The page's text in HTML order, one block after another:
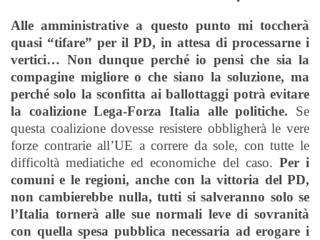
Alle amministrative a questo punto mi toccherà
quasi “tifare” per il PD, in attesa di processarne i
vertici… Non dunque perché io pensi che sia la
compagine migliore o che siano la soluzione, ma
perché solo la sconfitta ai ballottaggi potrà evitare
la coalizione Lega-Forza Italia alle politiche. Se
questa coalizione dovesse resistere obbligherà le vere
forze contrarie all’UE a correre da sole, con tutte le
difficoltà mediatiche ed economiche del caso. Per i
comuni e le regioni, anche con la vittoria del PD,
non cambierebbe nulla, tutti si salveranno solo se
l’Italia tornerà alle sue normali leve di sovranità
con quella spesa pubblica necessaria ad erogare i